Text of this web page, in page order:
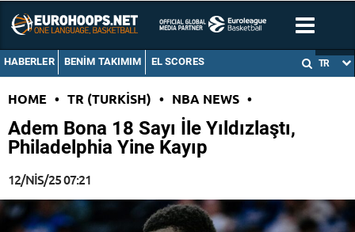
HABERLER BENIM TAKIMIM EL SCORES TR
HOME • TR (TURKISH) • NBA NEWS •
Adem Bona 18 Sayı İle Yıldızlaştı,
Philadelphia Yine Kayıp
12/NIS/25 07:21